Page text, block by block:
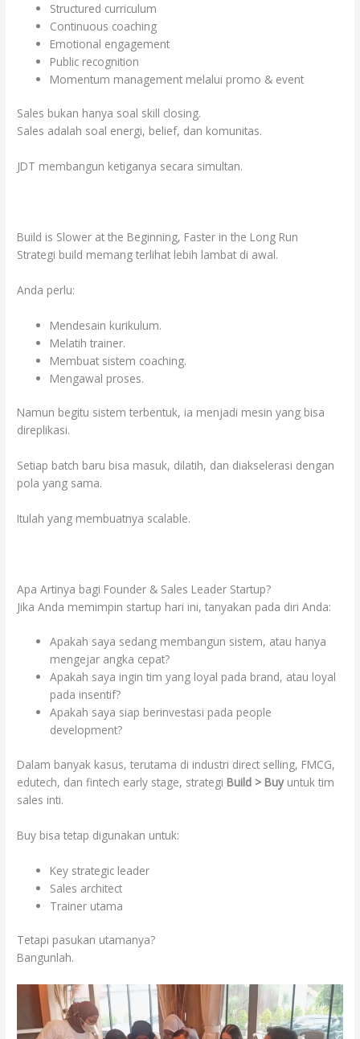
Structured curriculum
Continuous coaching
Emotional engagement
Public recognition
Momentum management melalui promo & event
Sales bukan hanya soal skill closing.
Sales adalah soal energi, belief, dan komunitas.
JDT membangun ketiganya secara simultan.
Build is Slower at the Beginning, Faster in the Long Run
Strategi build memang terlihat lebih lambat di awal.
Anda perlu:
Mendesain kurikulum.
Melatih trainer.
Membuat sistem coaching.
Mengawal proses.
Namun begitu sistem terbentuk, ia menjadi mesin yang bisa
direplikasi.
Setiap batch baru bisa masuk, dilatih, dan diakselerasi dengan
pola yang sama.
Itulah yang membuatnya scalable.
Apa Artinya bagi Founder & Sales Leader Startup?
Jika Anda memimpin startup hari ini, tanyakan pada diri Anda:
Apakah saya sedang membangun sistem, atau hanya
mengejar angka cepat?
Apakah saya ingin tim yang loyal pada brand, atau loyal
pada insentif?
Apakah saya siap berinvestasi pada people
development?
Dalam banyak kasus, terutama di industri direct selling, FMCG,
edutech, dan fintech early stage, strategi Build > Buyuntuk tim
sales inti.
Buy bisa tetap digunakan untuk:
Key strategic leader
Sales architect
Trainer utama
Tetapi pasukan utamanya?
Bangunlah.